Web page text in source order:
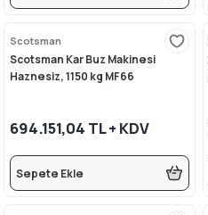
Scotsman
Scotsman Kar Buz Makinesi
Haznesiz, 1150 kg MF66
694.151,04 TL + KDV
Sepete Ekle